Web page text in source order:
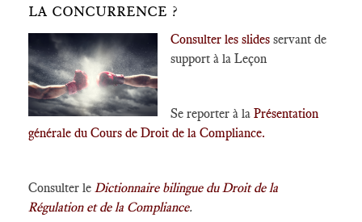
LA CONCURRENCE ?
Consulter les slides servant de
support à la Leçon
Se reporter à la Présentation
générale du Cours de Droit de la Compliance.
Consulter le Dictionnaire bilingue du Droit de la
Régulation et de la Compliance.